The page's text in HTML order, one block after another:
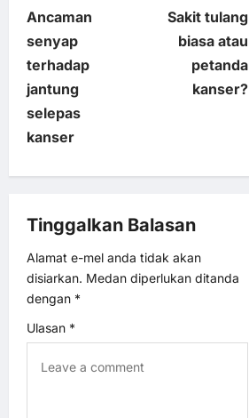
o
s
t
v
i
g
Ancaman
senyap
terhadap
jantung
selepas
kanser
Sakit tulang
biasa atau
petanda
kanser?
Tinggalkan Balasan
Alamat e-mel anda tidak akan
disiarkan. Medan diperlukan ditanda
dengan *
Ulasan *